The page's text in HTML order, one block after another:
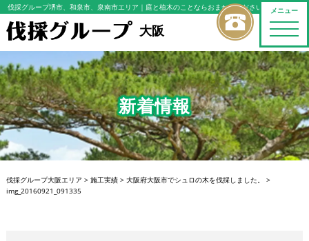
メニュー
toggle
伐採グループ堺市、和泉市、泉南市エリア ｜庭と植木のことならおまかせください
大阪
新着情報
伐採グループ大阪エリア > 施工実績> 大阪府大阪市でシュロの木を伐採しました。
>
img_20160921_091335